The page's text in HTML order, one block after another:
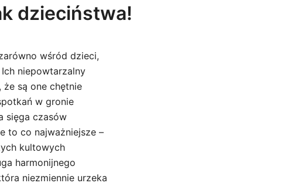
dzieciństwa!
wśród dzieci,
niepowtarzalny
że są one chętnie
w gronie
sięga czasów
to co najważniejsze –
kultowych
harmonijnego
niezmiennie urzeka